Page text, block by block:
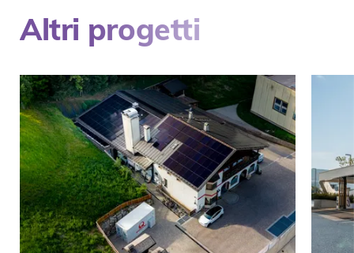
Altri progetti